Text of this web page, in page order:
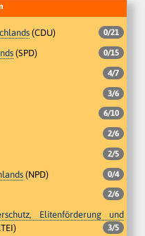
(CDU) 0/21
(SPD) 0/15
4/7
3/6
6/10
2/6
2/5
(NPD) 0/4
2/6
Elitenförderung und
3/5